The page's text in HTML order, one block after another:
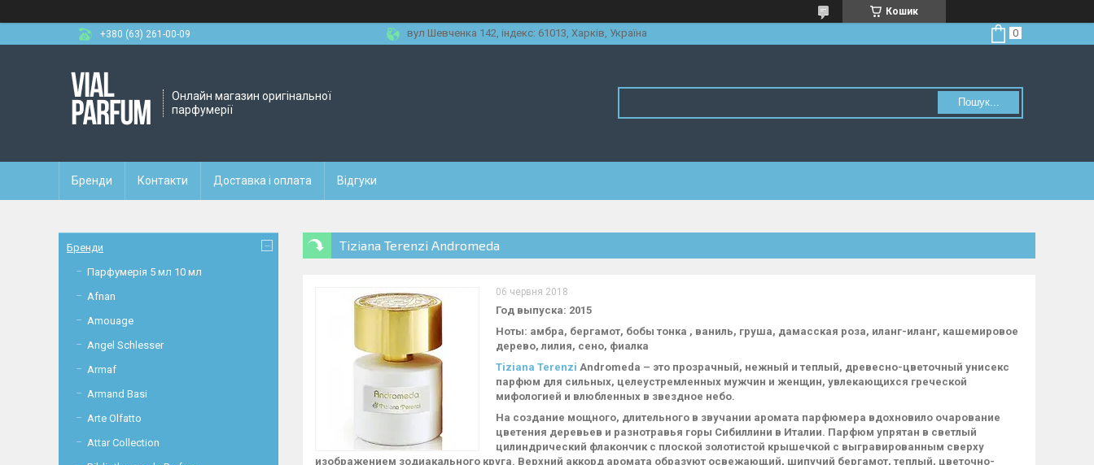
Кошик
+380 (63) 261-00-09
вул Шевченка 142, iндекс: 61013, Харків, Україна
Онлайн магазин оригінальної
парфумерії
Пошук...
Бренди Контакти Доставка і оплата Відгуки
Tiziana Terenzi Andromeda
06 червня 2018
Год выпуска: 2015
Ноты: амбра, бергамот, бобы тонка , ваниль, груша, дамасская роза, иланг-иланг, кашемировое
дерево, лилия, сено, фиалка
Tiziana Terenzi Andromeda – это прозрачный, нежный и теплый, древесно-цветочный унисекс
парфюм для сильных, целеустремленных мужчин и женщин, увлекающихся греческой
мифологией и влюбленных в звездное небо.
На создание мощного, длительного в звучании аромата парфюмера вдохновило очарование
цветения деревьев и разнотравья горы Сибиллини в Италии. Парфюм упрятан в светлый
цилиндрический флакончик с плоской золотистой крышечкой с выгравированным сверху
изображением зодиакального круга. Верхний аккорд аромата образуют освежающий, шипучий бергамот, теплый, цветочно-
Бренди
Парфумерія 5 мл 10 мл
Afnan
Amouage
Angel Schlesser
Armaf
Armand Basi
Arte Olfatto
Attar Collection